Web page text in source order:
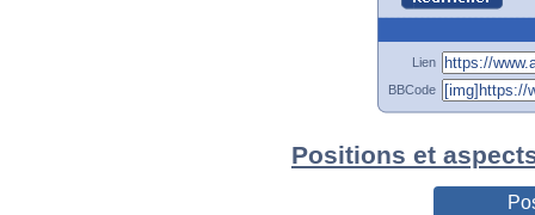
Lien
BBCode
Positions et